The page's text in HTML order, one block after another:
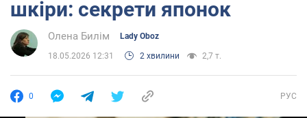
шкіри: секрети японок
Олена Билім Lady Oboz
18.05.2026 12:31 2 хвилини 2,7 т.
0 РУС